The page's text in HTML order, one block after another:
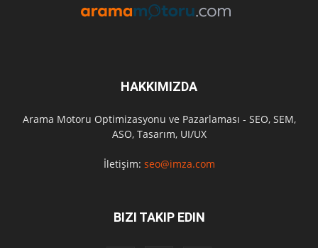
HAKKIMIZDA
Arama Motoru Optimizasyonu ve Pazarlaması - SEO, SEM,
ASO, Tasarım, UI/UX
İletişim: seo@imza.com
BIZI TAKIP EDIN